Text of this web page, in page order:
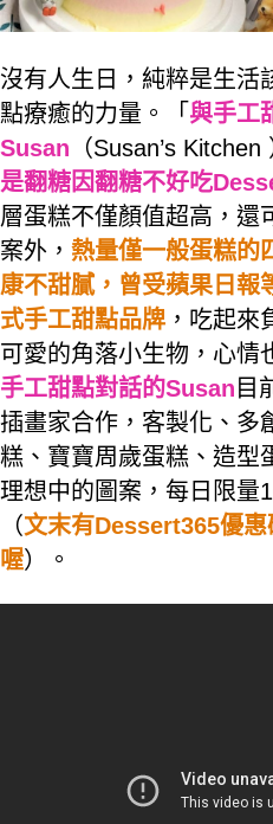
沒有人生日，純粹是生活
點療癒的力量。「 與手工
Susan （Susan’s Kitchen
是翻糖因翻糖不好吃
層蛋糕不僅顏值超高，還
案外， 熱量僅一般蛋糕的
康不甜膩，曾受蘋果日報
式手工甜點品牌 ，吃起來
可愛的角落小生物，心情
手工甜點對話的Susan 目
插畫家合作， 客製化、多
糕、寶寶周歲蛋糕、造型
理想中的圖案，每日限量
（文末有Dessert365優
喔）。